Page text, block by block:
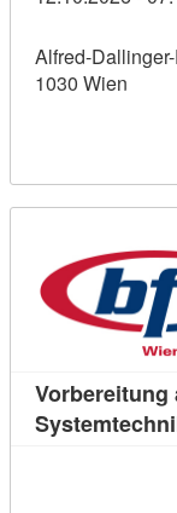
Alfred-
1030 Wien
Vorbereitung